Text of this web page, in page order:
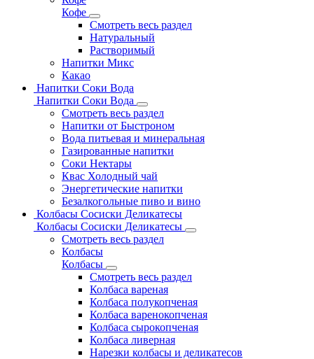
Кофе
Смотреть весь раздел
Натуральный
Растворимый
Напитки Микс
Какао
Напитки Соки Вода
Напитки Соки Вода
Смотреть весь раздел
Напитки от Быстроном
Вода питьевая и минеральная
Газированные напитки
Соки Нектары
Квас Холодный чай
Энергетические напитки
Безалкогольные пиво и вино
Колбасы Сосиски Деликатесы
Колбасы Сосиски Деликатесы
Смотреть весь раздел
Колбасы
Колбасы
Смотреть весь раздел
Колбаса вареная
Колбаса полукопченая
Колбаса варенокопченая
Колбаса сырокопченая
Колбаса ливерная
Нарезки колбасы и деликатесов